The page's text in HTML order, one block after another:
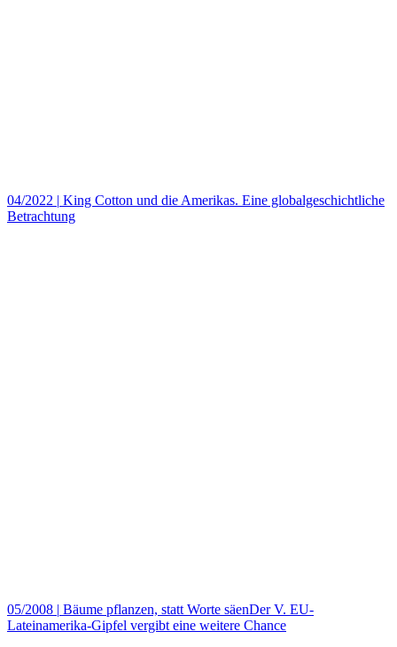
04/2022 | King Cotton und die Amerikas. Eine globalgeschichtliche
Betrachtung
05/2008 | Bäume pflanzen, statt Worte säenDer V. EU-
Lateinamerika-Gipfel vergibt eine weitere Chance